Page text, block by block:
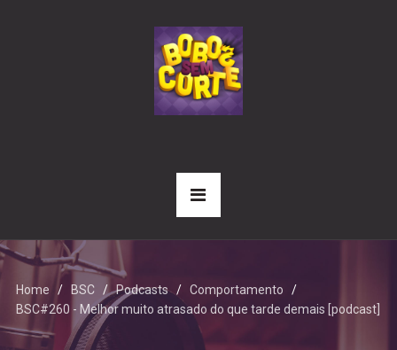
Home BSC Podcasts
Comportamento
BSC#260 - Melhor muito atrasado do que tarde demais [podcast]